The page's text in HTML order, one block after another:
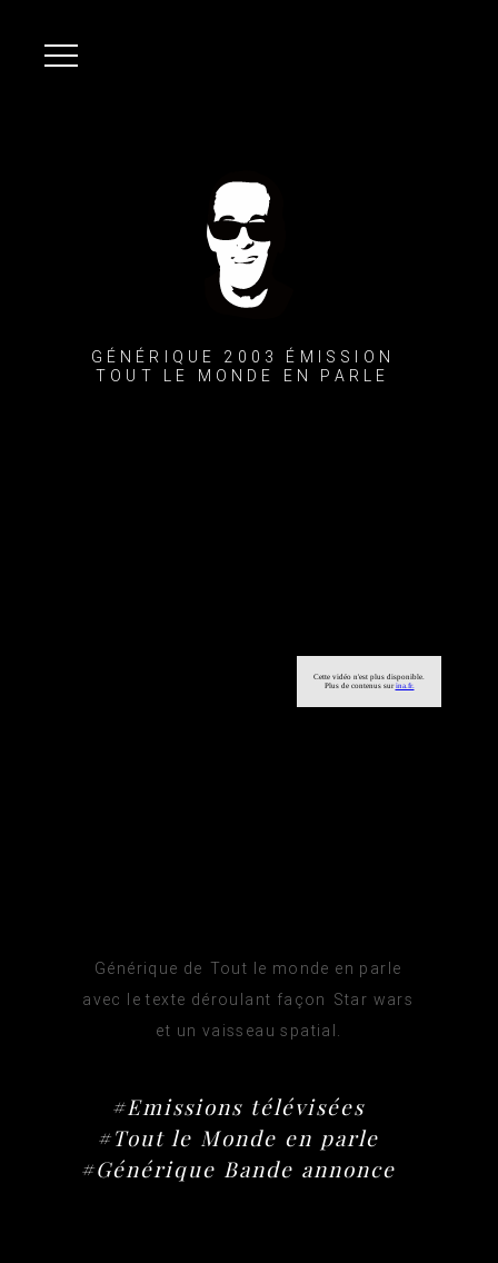
GÉNÉRIQUE 2003 ÉMISSION 
TOUT LE MONDE EN PARLE 
Générique de Tout le monde en parle
avec le texte déroulant façon Star wars
et un vaisseau spatial.
#Emissions télévisées
#Tout le Monde en parle
#Générique Bande annonce